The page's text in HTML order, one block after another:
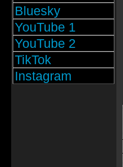
Bluesky
YouTube 1
YouTube 2
TikTok
Instagram